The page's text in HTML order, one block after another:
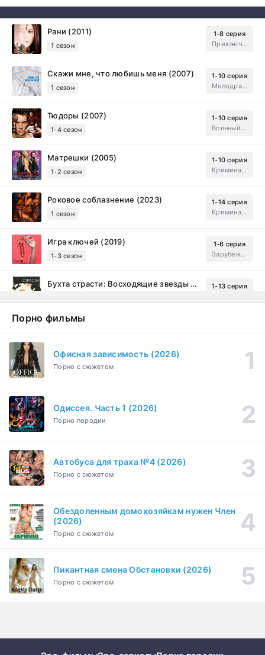
Рани (2011)
1 сезон
1-8 серия
Приключения, Зарубежный, Мелодрама
Скажи мне, что любишь меня (2007)
1 сезон
1-10 серия
Мелодрама, Драма
Тюдоры (2007)
1-4 сезон
1-10 серия
Военный, Исторический, Зарубежный, Мелодрама, Драма
Матрешки (2005)
1-2 сезон
1-10 серия
Криминал, Драма
Роковое соблазнение (2023)
1 сезон
1-14 серия
Криминал, Мистический, Триллер, Драма
Игра ключей (2019)
1-3 сезон
1-6 серия
Зарубежный, Мелодрама, Драма
Бухта страсти: Восходящие звезды (2000)
1-13 серия
Эйфория (2019)
Бисексуалка (2018)
Сутенёры (2023)
1 сезон
1-6 серия
Порно фильмы
Офисная зависимость (2026)
Порно с сюжетом
Одиссея. Часть 1 (2026)
Порно породии
Автобуса для траха №4 (2026)
Порно с сюжетом
Обездоленным домохозяйкам нужен Член
(2026)
Порно с сюжетом
Пикантная смена Обстановки (2026)
Порно с сюжетом